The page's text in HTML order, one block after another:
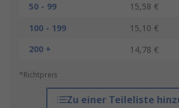
50 - 99
15,58 €
100 - 199
15,10 €
200 +
14,78 €
*Richtpreis
Zu einer Teileliste